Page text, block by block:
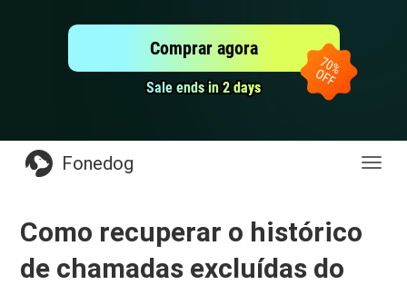
Sale ends in 2 days
Sale ends in 2 days
Comprar agora
Fonedog
Como recuperar o histórico
de chamadas excluídas do